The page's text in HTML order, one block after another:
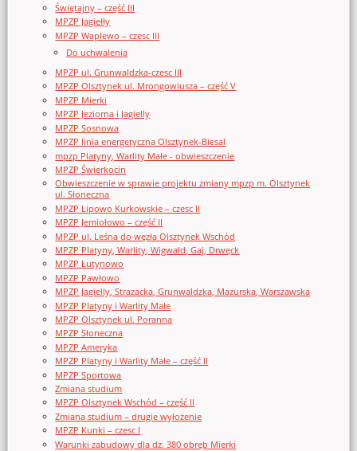
Świętajny – część III
MPZP Jagiełły
MPZP Waplewo – czesc III
Do uchwalenia
MPZP ul. Grunwaldzka-czesc III
MPZP Olsztynek ul. Mrongowiusza – część V
MPZP Mierki
MPZP Jeziorna i Jagielly
MPZP Sosnowa
MPZP linia energetyczna Olsztynek-Biesal
mpzp Platyny, Warlity Małe - obwieszczenie
MPZP Świerkocin
Obwieszczenie w sprawie projektu zmiany mpzp m. Olsztynek
ul. Słoneczna
MPZP Lipowo Kurkowskie – czesc II
MPZP Jemiołowo – część II
MPZP ul. Leśna do węzła Olsztynek Wschód
MPZP Platyny, Warlity, Wigwałd, Gaj, Drwęck
MPZP Łutynowo
MPZP Pawłowo
MPZP Jagielly, Strazacka, Grunwaldzka, Mazurska, Warszawska
MPZP Platyny i Warlity Małe
MPZP Olsztynek ul. Poranna
MPZP Słoneczna
MPZP Ameryka
MPZP Platyny i Warlity Małe – część II
MPZP Sportowa
Zmiana studium
MPZP Olsztynek Wschód – część II
Zmiana studium – drugie wyłożenie
MPZP Kunki – czesc I
Warunki zabudowy dla dz. 380 obręb Mierki